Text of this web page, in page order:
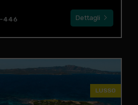
446 Dettagli
LUSSO